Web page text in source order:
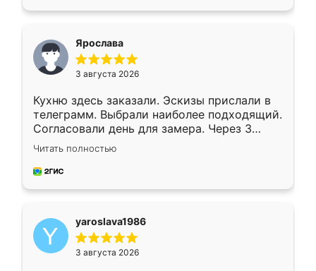
Ярослава
3 августа 2026
Кухню здесь заказали. Эскизы прислали в
телеграмм. Выбрали наиболее подходящий.
Согласовали день для замера. Через 3
недели кухня была уже готова. Остались
довольны работой. Спасибо Ренессанс
мебель за качественную работу!
Читать полностью
yaroslava1986
3 августа 2026